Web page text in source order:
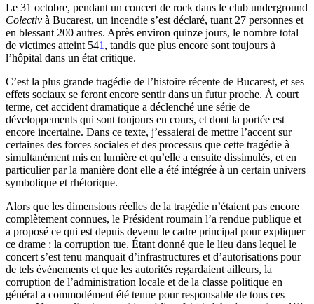
Le 31 octobre, pendant un concert de rock dans le club underground
Colectiv à Bucarest, un incendie s’est déclaré, tuant 27 personnes et
en blessant 200 autres. Après environ quinze jours, le nombre total
de victimes atteint 541 , tandis que plus encore sont toujours à
l’hôpital dans un état critique.
C’est la plus grande tragédie de l’histoire récente de Bucarest, et ses
effets sociaux se feront encore sentir dans un futur proche. À court
terme, cet accident dramatique a déclenché une série de
développements qui sont toujours en cours, et dont la portée est
encore incertaine. Dans ce texte, j’essaierai de mettre l’accent sur
certaines des forces sociales et des processus que cette tragédie à
simultanément mis en lumière et qu’elle a ensuite dissimulés, et en
particulier par la manière dont elle a été intégrée à un certain univers
symbolique et rhétorique.
Alors que les dimensions réelles de la tragédie n’étaient pas encore
complètement connues, le Président roumain l’a rendue publique et
a proposé ce qui est depuis devenu le cadre principal pour expliquer
ce drame : la corruption tue. Étant donné que le lieu dans lequel le
concert s’est tenu manquait d’infrastructures et d’autorisations pour
de tels événements et que les autorités regardaient ailleurs, la
corruption de l’administration locale et de la classe politique en
général a commodément été tenue pour responsable de tous ces